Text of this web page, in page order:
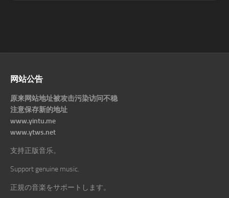
网站公告
原来网站地址被攻击污染访问不稳
注意保存新的地址
www.yintu.me
www.ytws.net
支持正版音乐。
Support genuine music.
正規の音楽をサポートします。